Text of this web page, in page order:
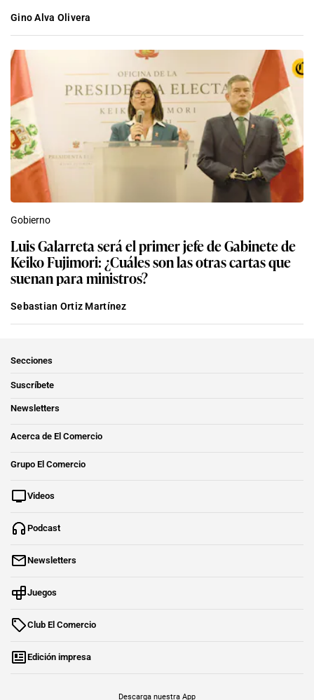
Gino Alva Olivera
Gobierno
Luis Galarreta será el primer jefe de Gabinete de
Keiko Fujimori: ¿Cuáles son las otras cartas que
suenan para ministros?
Sebastian Ortiz Martínez
Secciones
Suscríbete
Newsletters
Acerca de El Comercio
Grupo El Comercio
Videos
Podcast
Newsletters
Juegos
Club El Comercio
Edición impresa
Descarga nuestra App